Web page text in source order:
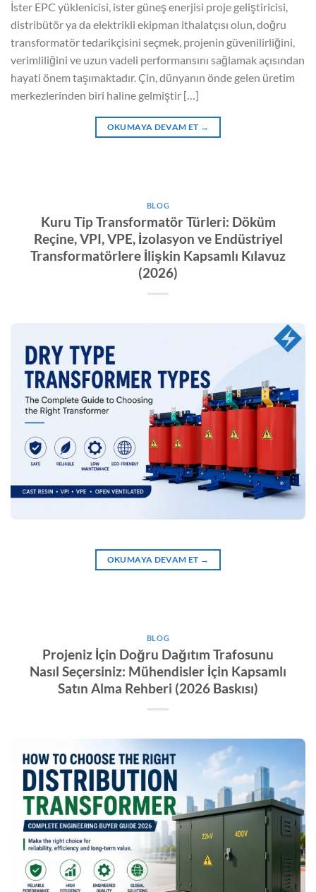
İster EPC yüklenicisi, ister güneş enerjisi proje geliştiricisi,
distribütör ya da elektrikli ekipman ithalatçısı olun, doğru
transformatör tedarikçisini seçmek, projenin güvenilirliğini,
verimliliğini ve uzun vadeli performansını sağlamak açısından
hayati önem taşımaktadır. Çin, dünyanın önde gelen üretim
merkezlerinden biri haline gelmiştir […]
OKUMAYA DEVAM ET →
BLOG
Kuru Tip Transformatör Türleri: Döküm
Reçine, VPI, VPE, İzolasyon ve Endüstriyel
Transformatörlere İlişkin Kapsamlı Kılavuz
(2026)
OKUMAYA DEVAM ET →
BLOG
Projeniz İçin Doğru Dağıtım Trafosunu
Nasıl Seçersiniz: Mühendisler İçin Kapsamlı
Satın Alma Rehberi (2026 Baskısı)